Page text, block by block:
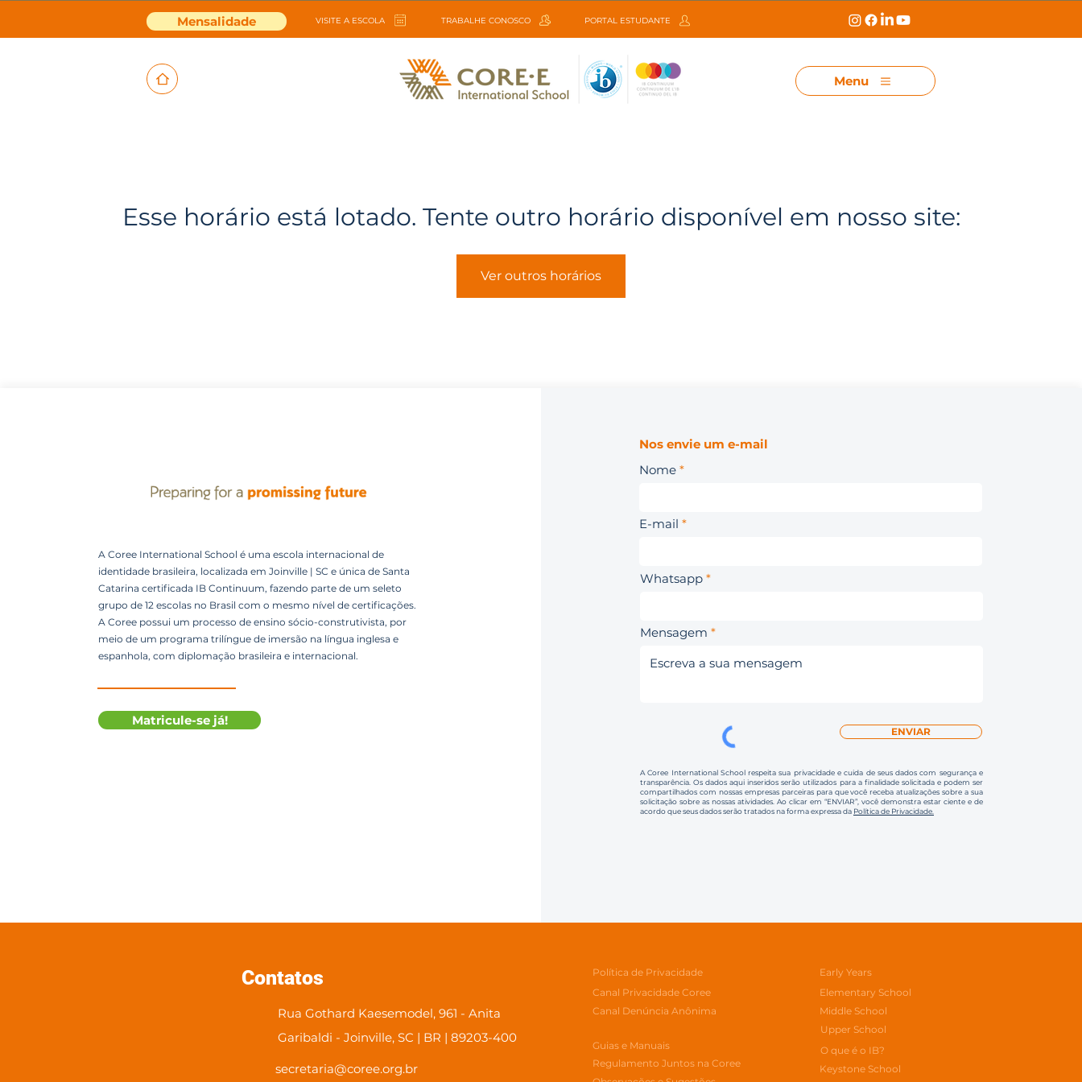
Mensalidade VISITE A ESCOLA TRABALHE CONOSCO PORTAL ESTUDANTE
Menu
Esse horário está lotado. Tente outro horário disponível em nosso site:
Ver outros horários
A Coree International School é uma escola internacional de
identidade brasileira, localizada em Joinville | SC e única de Santa
Catarina certificada IB Continuum, fazendo parte de um seleto
grupo de 12 escolas no Brasil com o mesmo nível de certificações.
A Coree possui um processo de ensino sócio-construtivista, por
meio de um programa trilíngue de imersão na língua inglesa e
espanhola, com diplomação brasileira e internacional.
Matricule-se já!
Nos envie um e-mail
Nome
E-mail
Whatsapp
Mensagem
ENVIAR
A Coree International School respeita sua privacidade e cuida de seus dados com segurança e
transparência. Os dados aqui inseridos serão utilizados para a finalidade solicitada e podem ser
compartilhados com nossas empresas parceiras para que você receba atualizações sobre a sua
solicitação sobre as nossas atividades. Ao clicar em “ENVIAR”, você demonstra estar ciente e de
acordo que seus dados serão tratados na forma expressa da Política de Privacidade.
Contatos
Rua Gothard Kaesemodel, 961 - Anita
Garibaldi - Joinville, SC | BR | 89203-400
secretaria@coree.org.br
Política de Privacidade
Canal Privacidade Coree
Canal Denúncia Anônima
Early Years
Elementary School
Middle School
Upper School
Guias e Manuais
Regulamento Juntos na Coree
O que é o IB?
Keystone School